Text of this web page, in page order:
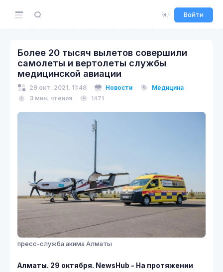
Войти
Более 20 тысяч вылетов совершили
самолеты и вертолеты службы
медицинской авиации
29 окт. 2021, 11:48 Новости
Медицина
3 мин. чтения
1471
пресс-служба акима Алматы
Алматы. 29 октября. NewsHub - На протяжении